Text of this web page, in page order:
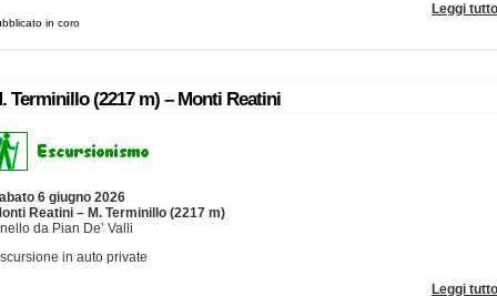
Leggi
in coro
Terminillo (2217 m) – Monti Reatini
6 giugno 2026
Reatini – M. Terminillo (2217 m)
da Pian De’ Valli
in auto private
Leggi